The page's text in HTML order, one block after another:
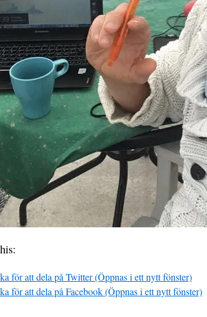
för att dela på Twitter (Öppnas i ett nytt fönster)
för att dela på Facebook (Öppnas i ett nytt fönster)